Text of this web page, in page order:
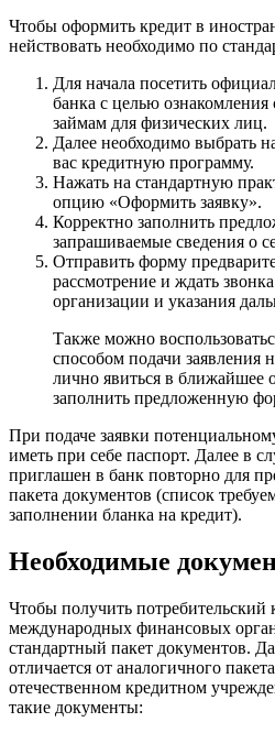
Чтобы оформить кредит в
нействовать необходимо по
Для начала посетить
банка с целью
займам для физических лиц.
Далее необходимо выбрать
вас кредитную программу.
Нажать на стандартную
опцию «Оформить заявку».
Корректно заполнить
запрашиваемые сведения о
Отправить форму
рассмотрение и ждать
организации и указания
Также можно
способом подачи заявления
лично явиться в ближайшее
заполнить предложенную
При подаче заявки
иметь при себе паспорт. Далее в
приглашен в банк повторно для
пакета документов (список
заполнении бланка на кредит).
Необходимые
Чтобы получить потребительский
международных финансовых
стандартный пакет документов.
отличается от аналогичного
отечественном кредитном
такие документы: